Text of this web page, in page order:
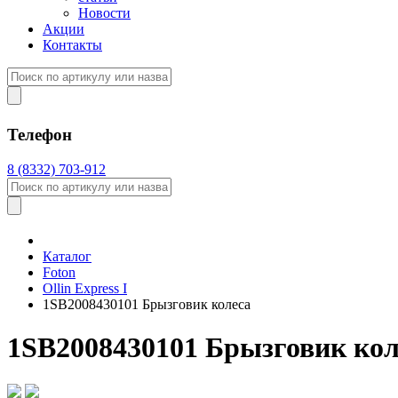
Новости
Акции
Контакты
Телефон
8 (8332) 703-912
Каталог
Foton
Оllin Express I
1SB2008430101 Брызговик колеса
1SB2008430101 Брызговик